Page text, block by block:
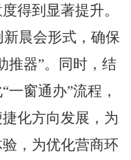
得到显著提升。
晨会形式，确保
推器”。同时，结
窗通办”流程，
化方向发展，为
，为优化营商环